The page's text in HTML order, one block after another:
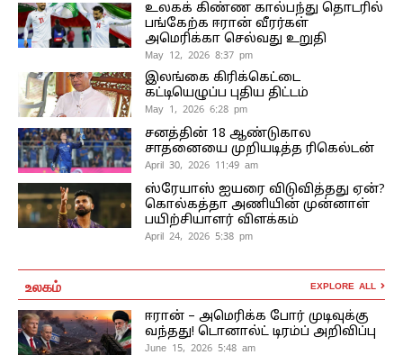
உலகக் கிண்ண கால்பந்து தொடரில்
பங்கேற்க ஈரான் வீரர்கள்
அமெரிக்கா செல்வது உறுதி
May 12, 2026 8:37 pm
இலங்கை கிரிக்கெட்டை
கட்டியெழுப்ப புதிய திட்டம்
May 1, 2026 6:28 pm
சனத்தின் 18 ஆண்டுகால
சாதனையை முறியடித்த ரிகெல்டன்
April 30, 2026 11:49 am
ஸ்ரேயாஸ் ஐயரை விடுவித்தது ஏன்?
கொல்கத்தா அணியின் முன்னாள்
பயிற்சியாளர் விளக்கம்
April 24, 2026 5:38 pm
உலகம் EXPLORE ALL
ஈரான் – அமெரிக்க போர் முடிவுக்கு
வந்தது! டொனால்ட் டிரம்ப் அறிவிப்பு
June 15, 2026 5:48 am